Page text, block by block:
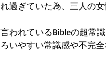
過ぎていた為、三人の
われているBibleの超常
いやすい常識感や不完